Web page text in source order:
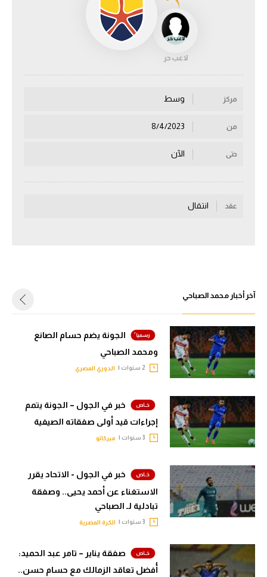
دوري أبطال أوروبا
دوري أبطال إفريقيا
أقسام
منتخب مصر
القسم الثاني
رياضات أخرى
أمم إفريقيا
كرة السلة الأمريكية
كرة سلة
كرة طائرة
الوطن العربي
رياضة نسائية
آسيا
لاعب حر
مركز وسط
من
حتى الآن
عقد انتقال
آخر أخبار محمد الصباحي
الجونة يضم حسام الصانع
ومحمد الصباحي
الدوري المصري
خبر في الجول – الجونة يتمم
إجراءات قيد أولى صفقاته الصيفية
ميركاتو
خبر في الجول - الاتحاد يقرر
الاستغناء عن أحمد يحيى.. وصفقة
تبادلية لـ الصباحي
الكرة المصرية
صفقة يناير – تامر عبد الحميد:
أُفضل تعاقد الزمالك مع حسام حسن..